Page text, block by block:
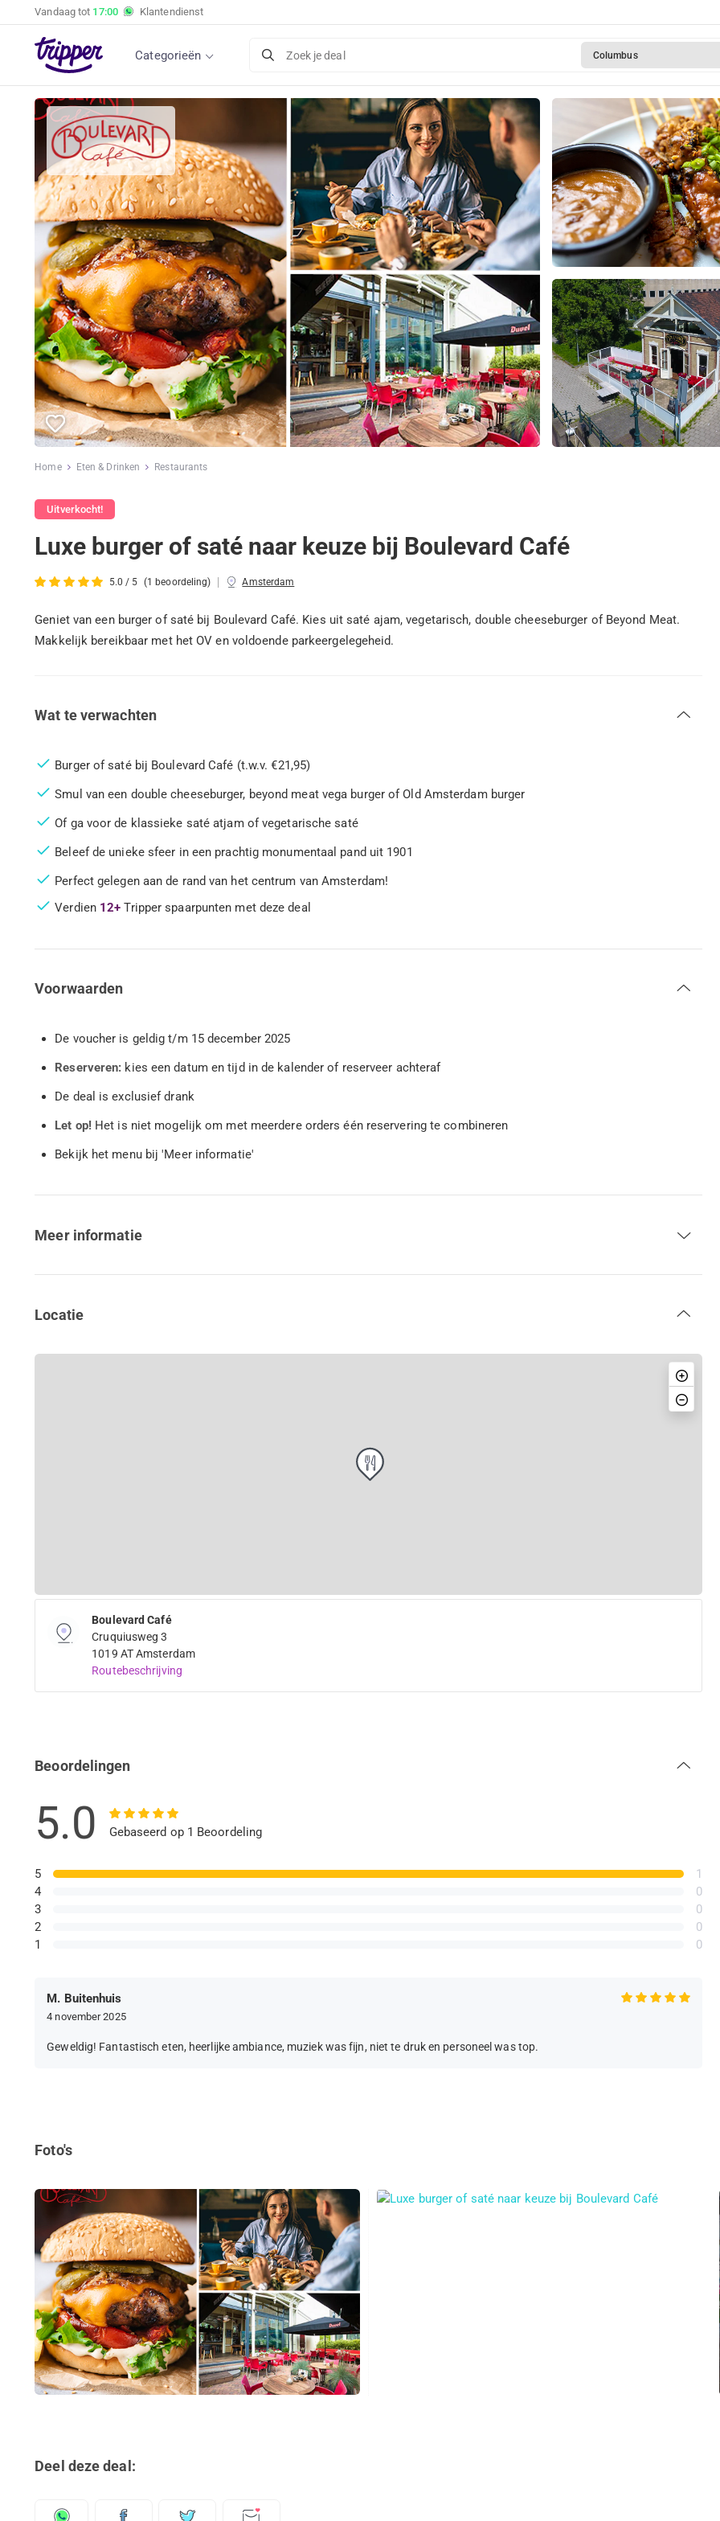
Vandaag tot 17:00 Klantendienst
Categorieën Zoek je deal Columbus
Home Eten & Drinken Restaurants
Uitverkocht!
Luxe burger of saté naar keuze bij Boulevard Café
5.0 / 5 (1 beoordeling) | Amsterdam
Geniet van een burger of saté bij Boulevard Café. Kies uit saté ajam, vegetarisch, double cheeseburger of Beyond Meat.
Makkelijk bereikbaar met het OV en voldoende parkeergelegeheid.
Wat te verwachten
Burger of saté bij Boulevard Café (t.w.v. €21,95)
Smul van een double cheeseburger, beyond meat vega burger of Old Amsterdam burger
Of ga voor de klassieke saté atjam of vegetarische saté
Beleef de unieke sfeer in een prachtig monumentaal pand uit 1901
Perfect gelegen aan de rand van het centrum van Amsterdam!
Verdien 12+ Tripper spaarpunten met deze deal
Voorwaarden
De voucher is geldig t/m 15 december 2025
Reserveren: kies een datum en tijd in de kalender of reserveer achteraf
De deal is exclusief drank
Let op! Het is niet mogelijk om met meerdere orders één reservering te combineren
Bekijk het menu bij 'Meer informatie'
Meer informatie
Locatie
Boulevard Café
Cruquiusweg 3
1019 AT Amsterdam
Routebeschrijving
Beoordelingen
5.0 Gebaseerd op 1 Beoordeling
5
4
3
2
1
1
0
0
0
0
M. Buitenhuis
4 november 2025
Geweldig! Fantastisch eten, heerlijke ambiance, muziek was fijn, niet te druk en personeel was top.
Foto's
Deel deze deal: